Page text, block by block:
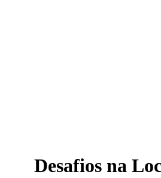
Desafios na